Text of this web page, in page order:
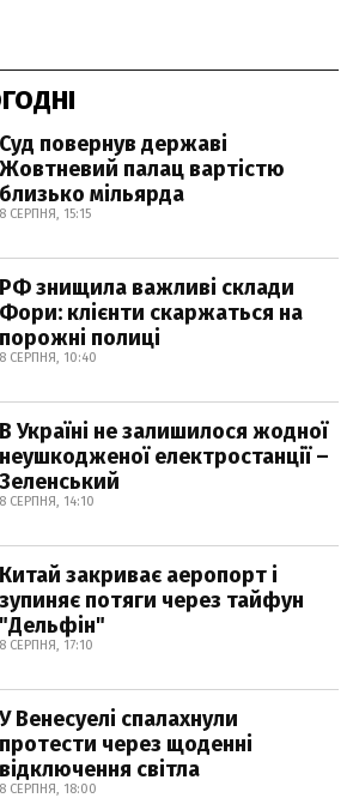
Суд повернув державі
Жовтневий палац вартістю
близько мільярда
8 СЕРПНЯ, 15:15
РФ знищила важливі склади
Фори: клієнти скаржаться на
порожні полиці
8 СЕРПНЯ, 10:40
В Україні не залишилося жодної
неушкодженої електростанції –
Зеленський
8 СЕРПНЯ, 14:10
Китай закриває аеропорт і
зупиняє потяги через тайфун
"Дельфін"
8 СЕРПНЯ, 17:10
У Венесуелі спалахнули
протести через щоденні
відключення світла
8 СЕРПНЯ, 18:00